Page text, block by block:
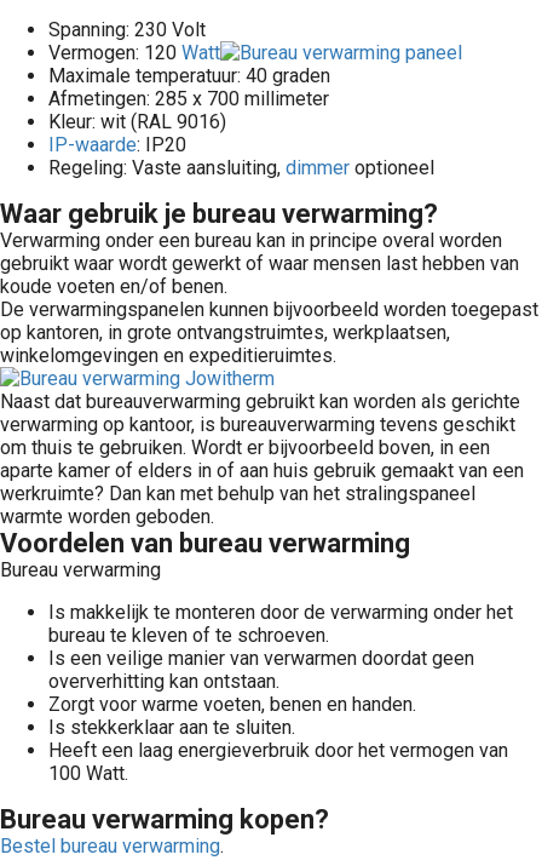
Spanning: 230 Volt
Vermogen: 120 Watt
Maximale temperatuur: 40 graden
Afmetingen: 285 x 700 millimeter
Kleur: wit (RAL 9016)
IP-waarde: IP20
Regeling: Vaste aansluiting, dimmer optioneel
Waar gebruik je bureau verwarming?
Verwarming onder een bureau kan in principe overal worden
gebruikt waar wordt gewerkt of waar mensen last hebben van
koude voeten en/of benen.
De verwarmingspanelen kunnen bijvoorbeeld worden toegepast
op kantoren, in grote ontvangstruimtes, werkplaatsen,
winkelomgevingen en expeditieruimtes.
Naast dat bureauverwarming gebruikt kan worden als gerichte
verwarming op kantoor, is bureauverwarming tevens geschikt
om thuis te gebruiken. Wordt er bijvoorbeeld boven, in een
aparte kamer of elders in of aan huis gebruik gemaakt van een
werkruimte? Dan kan met behulp van het stralingspaneel
warmte worden geboden.
Voordelen van bureau verwarming
Bureau verwarming
Is makkelijk te monteren door de verwarming onder het
bureau te kleven of te schroeven.
Is een veilige manier van verwarmen doordat geen
oververhitting kan ontstaan.
Zorgt voor warme voeten, benen en handen.
Is stekkerklaar aan te sluiten.
Heeft een laag energieverbruik door het vermogen van
100 Watt.
Bureau verwarming kopen?
Bestel bureau verwarming.